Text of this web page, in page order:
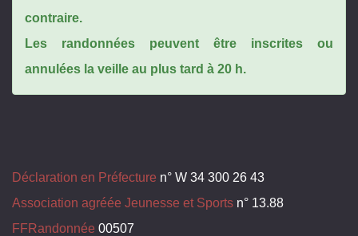
contraire.
Les randonnées peuvent être inscrites ou
annulées la veille au plus tard à 20 h.
Déclaration en Préfecture n° W 34 300 26 43
Association agréée Jeunesse et Sports n° 13.88
FFRandonnée 00507